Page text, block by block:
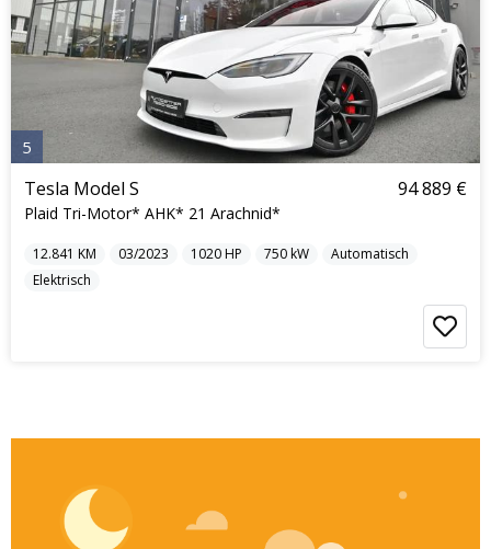
5
Tesla Model S
Plaid Tri-Motor* AHK* 21 Arachnid*
94 889 €
12.841 KM 03/2023 1020HP 750kW
Automatisch
Elektrisch